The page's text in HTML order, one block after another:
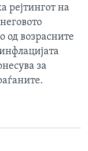
рејтингот на
од возрасните
за